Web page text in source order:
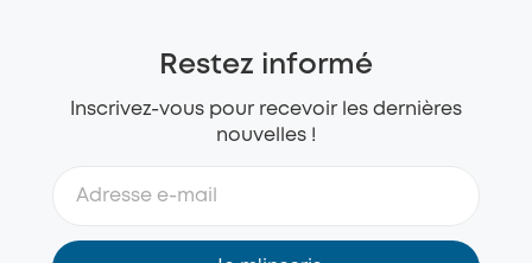
Restez informé
Inscrivez-vous pour recevoir les dernières
nouvelles !